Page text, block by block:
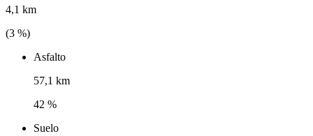
4,1 km
(3 %)
Asfalto
57,1 km
42 %
Suelo